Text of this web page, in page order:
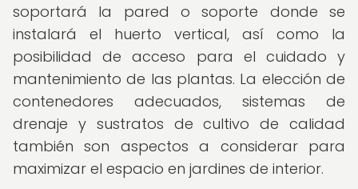
soportará la pared o soporte donde se
instalará el huerto vertical, así como la
posibilidad de acceso para el cuidado y
mantenimiento de las plantas. La elección de
contenedores adecuados, sistemas de
drenaje y sustratos de cultivo de calidad
también son aspectos a considerar para
maximizar el espacio en jardines de interior.